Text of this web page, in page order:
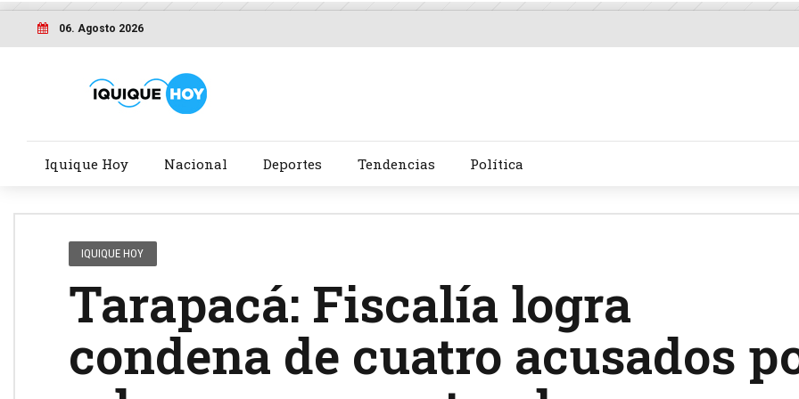
06. Agosto 2026
Iquique Hoy Nacional Deportes Tendencias Política
IQUIQUE HOY
Tarapacá: Fiscalía logra
condena de cuatro acusados